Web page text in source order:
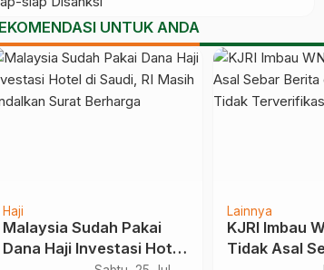
Melanggar
UNTUK ANDA
Haji
Malaysia Sudah Pakai
Dana Haji Investasi Hotel
Lainnya
KJRI Imbau
Tidak Asal